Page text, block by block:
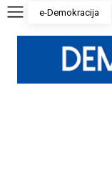
e-Demokracija